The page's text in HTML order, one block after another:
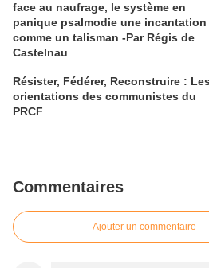
face au naufrage, le système en
panique psalmodie une incantation
comme un talisman -Par Régis de
Castelnau
Résister, Fédérer, Reconstruire : Les
orientations des communistes du
PRCF
Commentaires
Ajouter un commentaire